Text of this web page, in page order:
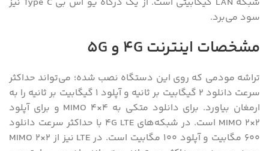
سود می‌برد.
مشخصات اینترنت ۴G و ۵G
تراشه مودمی که روی این دستگاه نصب شده؛ می‌تواند حداکثر
سرعت دانلود ۲ گیگابیت بر ثانیه و آپلود ۱ گیگابیت بر ثانیه را به
ارمغان بیاورد. برای دانلود متکی به MIMO 4×4 و برای آپلود
MIMO 2×2 است. در شبکه‌های ۴G LTE با حداکثر سرعت دانلود
۶۰۰ مگابیت و آپلود ۱۰۰ مگابیت است. در LTE نیز از MIMO 2×2